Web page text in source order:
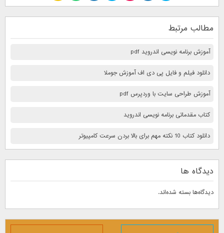
مطالب مرتبط
آموزش برنامه نویسی اندروید pdf
دانلود فیلم و فایل پی دی اف آموزش جوملا
آموزش طراحی سایت با وردپرس pdf
کتاب مقدماتی برنامه نویسی اندروید
دانلود کتاب 10 نكته مهم برای بالا بردن سرعت كامپيوتر
دیدگاه ها
دیدگاه‌ها بسته شده‌اند.